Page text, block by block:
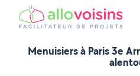
Menuisiers à Paris 3e